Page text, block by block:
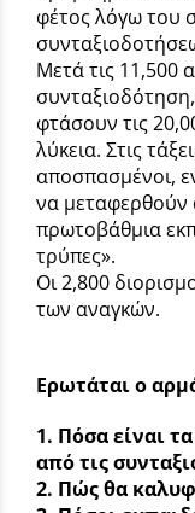
φέτος λόγω του
Μετά τις 11,500
φτάσουν τις
λύκεια. Στις
αποσπασμένοι,
να μεταφερθούν
πρωτοβάθμια
τρύπες».
Οι 2,800
των αναγκών.
Ερωτάται ο
1. Πόσα είναι
από τις
2. Πώς θα